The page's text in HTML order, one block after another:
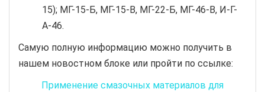
15); МГ-15-Б, МГ-15-В, МГ-22-Б, МГ-46-В, И-Г-
А-46.
Самую полную информацию можно получить в
нашем новостном блоке или пройти по ссылке:
Применение смазочных материалов для